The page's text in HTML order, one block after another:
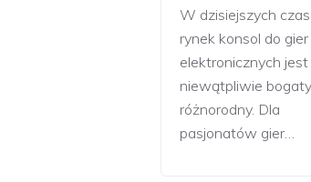
W dzisiejszych
rynek konsol do gier
elektronicznych jest
niewątpliwie
różnorodny. Dla
pasjonatów gier…